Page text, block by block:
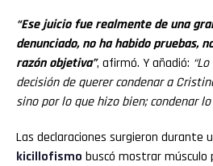
“Ese juicio fue realmente de una
denunciado, no ha habido pruebas,
razón objetiva”, afirmó. Y añadió:
decisión de querer condenar a
sino por lo que hizo bien; condenar
Las declaraciones surgieron durante
kicillofismo buscó mostrar músculo